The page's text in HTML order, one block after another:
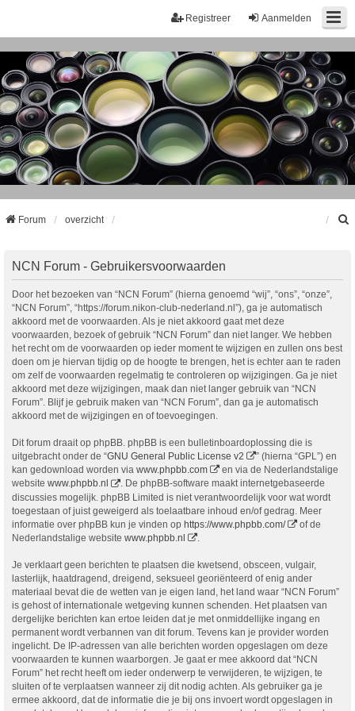
Aanmelden
Registreer
Forum overzicht
NCN Forum - Gebruikersvoorwaarden
Door het bezoeken van “NCN Forum” (hierna genoemd “wij”, “ons”, “onze”,
“NCN Forum”, “https://forum.nikon-club-nederland.nl”), ga je automatisch
akkoord met de voorwaarden. Als je niet akkoord gaat met deze
voorwaarden, bezoek of gebruik “NCN Forum” dan niet langer. We hebben
het recht om de voorwaarden op ieder moment te wijzigen en zullen ons best
doen om je hiervan tijdig op de hoogte te brengen, het is echter aan te raden
om zelf de voorwaarden regelmatig te controleren op wijzigingen. Ga je niet
akkoord met deze wijzigingen, maak dan niet langer gebruik van “NCN
Forum”. Blijf je gebruik maken van “NCN Forum”, dan ga je automatisch
akkoord met de wijzigingen en of toevoegingen.
Dit forum draait op phpBB. phpBB is een bulletinboardoplossing die is
uitgebracht onder de “GNU General Public License v2
” (hierna “GPL”) en
kan gedownload worden via www.phpbb.com
en via de Nederlandstalige
website www.phpbb.nl
. De phpBB-software maakt internetgebaseerde
discussies mogelijk. phpBB Limited is niet verantwoordelijk voor wat wordt
toegestaan of juist geweigerd als toelaatbare inhoud en/of gedrag. Meer
informatie over phpBB kun je vinden op https://www.phpbb.com/
of de
Nederlandstalige website www.phpbb.nl .
Je verklaart geen berichten te plaatsen die kwetsend, obsceen, vulgair,
lasterlijk, haatdragend, dreigend, seksueel georiënteerd of enig ander
materiaal bevat die de wetten van je eigen land, het land waar “NCN Forum”
is gehost of internationale wetgeving kunnen schenden. Het plaatsen van
dergelijke berichten kan ertoe leiden dat je met onmiddellijke ingang en
permanent wordt verbannen van dit forum. Tevens kan je provider worden
ingelicht. De IP-adressen van alle berichten worden opgeslagen om deze
voorwaarden te kunnen waarborgen. Je gaat er mee akkoord dat “NCN
Forum” het recht heeft om ieder onderwerp te verwijderen, te wijzigen, te
sluiten of te verplaatsen wanneer zij dit nodig achten. Als gebruiker ga je
ermee akkoord, dat de informatie die je bij ons invoert wordt opgeslagen in